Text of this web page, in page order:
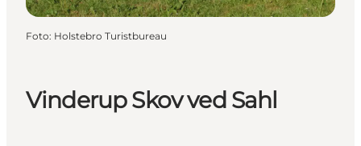
Vinderup Skov ved Sahl
Foto: Holstebro Turistbureau